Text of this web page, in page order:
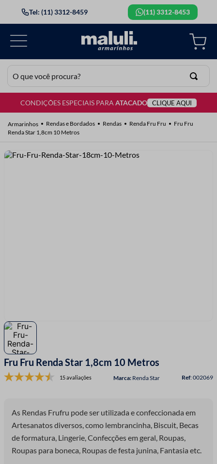
Tel: (11) 3312-8459 (11) 3312-8453
O que você procura?
CONDIÇÕES ESPECIAIS PARAATACADO CLIQUE AQUI
Rendas e Bordados Rendas Renda Fru Fru
Fru Fru
Renda Star 1,8cm 10 Metros
Fru Fru Renda Star 1,8cm 10 Metros
15 avaliações Renda Star :002069
As Rendas Frufru pode ser utilizada e confeccionada em
Artesanatos diversos, como lembrancinha, Biscuit, Becas
de formatura, Lingerie, Confecções em geral, Roupas,
Roupas para boneca, Roupas de festa junina, Fantasia etc.
TERMOS MAIS BUSCADOS
2º
barbante
3º
botão